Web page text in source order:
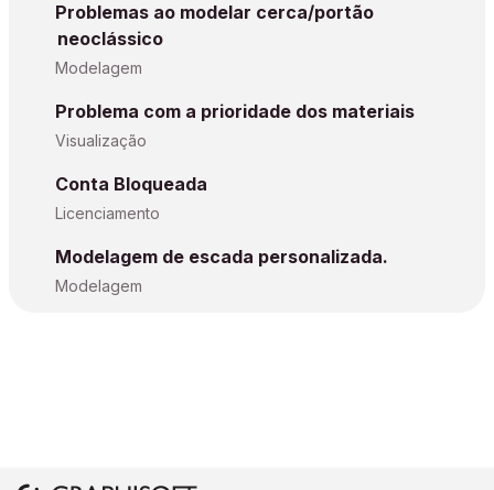
Problemas ao modelar cerca/portão
neoclássico
Modelagem
Problema com a prioridade dos materiais
Visualização
Conta Bloqueada
Licenciamento
Modelagem de escada personalizada.
Modelagem